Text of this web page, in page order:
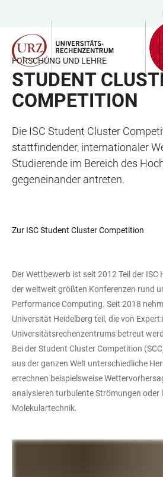
LINKS
ZUR
BARRIEREFREIHEIT
HAUPTINHALT
ÖFFNEN
ÖFFNEN
FORSCHUNG UND LEHRE
STUDENT
COMPETITION
Die ISC Student Cluster
stattfindender, internationaler
Studierende im Bereich des
gegeneinander antreten.
Zur ISC Student Cluster Competition
Der Wettbewerb ist seit 2012 Teil der
der weltweit größten Konferenzen rund
Performance Computing. Seit 2018
Universität Heidelberg teil, die von
Universitätsrechenzentrums betreut
Bei der Student Cluster Competition
aus der ganzen Welt unterschiedliche
errechnen beispielsweise
analysieren turbulente Strömungen oder
Molekulartechnik.